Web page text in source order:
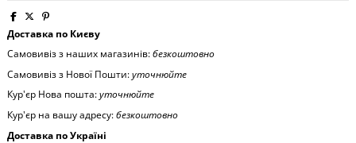
Доставка по Києву
Самовивіз з наших магазинів:безкоштовно
Самовивіз з Нової Пошти:уточнюйте
Кур'єр Нова пошта:уточнюйте
Кур'єр на вашу адресу:безкоштовно
Доставка по Україні